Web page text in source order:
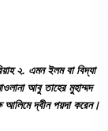
২. এমন ইলম বা বিদ্যা
আবু তাহের মুহাম্মদ
আলিমে দ্বীন পয়দা করেন।